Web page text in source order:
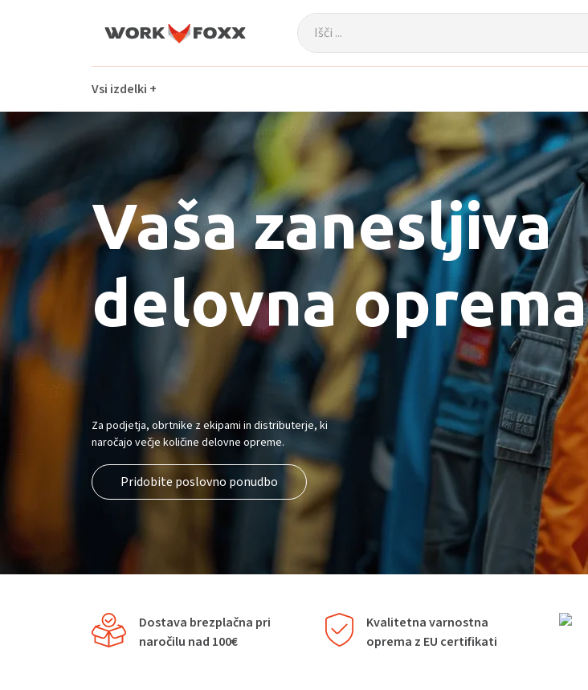
Vsi izdelki +
Vaša zanesljiva
delovna oprema
Za podjetja, obrtnike z ekipami in distributerje, ki
naročajo večje količine delovne opreme.
Pridobite poslovno ponudbo
Dostava brezplačna pri
naročilu nad 100€
Kvalitetna varnostna
oprema z EU certifikati